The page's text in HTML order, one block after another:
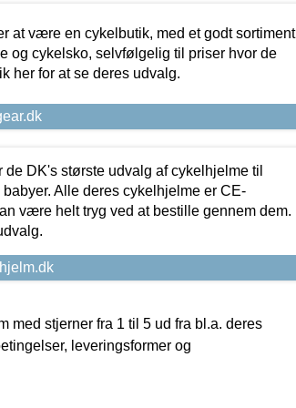
at være en cykelbutik, med et godt sortiment
og cykelsko, selvfølgelig til priser hvor de
her for at se deres udvalg.
DK's største udvalg af cykelhjelme til
Alle deres cykelhjelme er CE-
være helt tryg ved at bestille gennem dem.
med stjerner fra 1 til 5 ud fra bl.a. deres
leveringsformer og